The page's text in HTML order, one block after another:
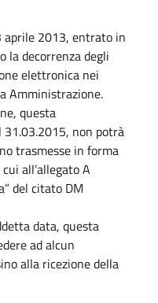
aprile 2013, entrato in
la decorrenza degli
elettronica nei
Amministrazione.
questa
non potrà
trasmesse in forma
all’allegato A
del citato DM
data, questa
ad alcun
alla ricezione della